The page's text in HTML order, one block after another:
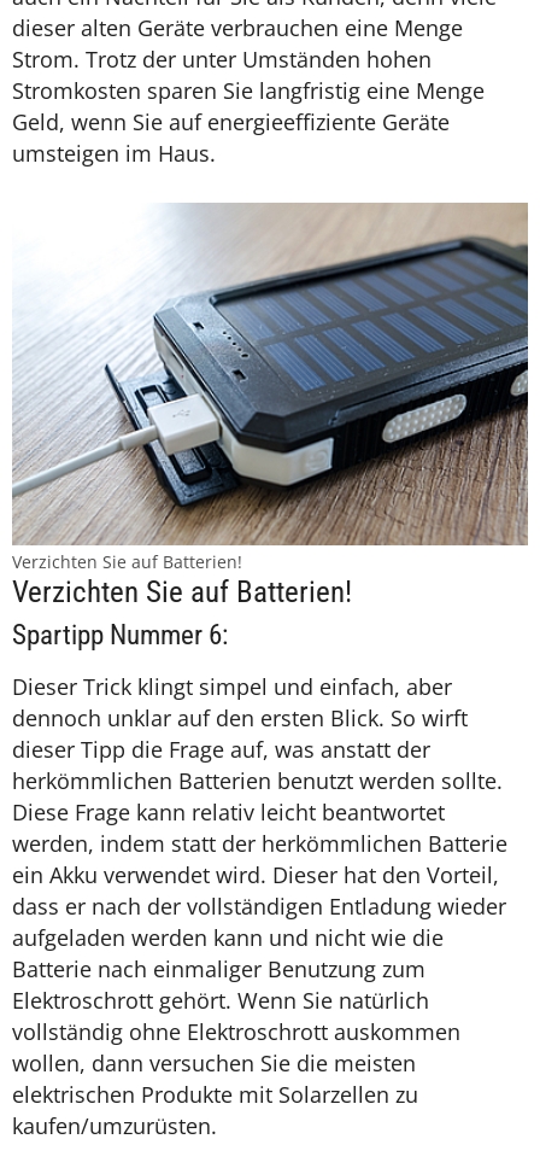
dieser alten Geräte verbrauchen eine Menge
Strom. Trotz der unter Umständen hohen
Stromkosten sparen Sie langfristig eine Menge
Geld, wenn Sie auf energieeffiziente Geräte
umsteigen im Haus.
Verzichten Sie auf Batterien!
Verzichten Sie auf Batterien!
Spartipp Nummer 6:
Dieser Trick klingt simpel und einfach, aber
dennoch unklar auf den ersten Blick. So wirft
dieser Tipp die Frage auf, was anstatt der
herkömmlichen Batterien benutzt werden sollte.
Diese Frage kann relativ leicht beantwortet
werden, indem statt der herkömmlichen Batterie
ein Akku verwendet wird. Dieser hat den Vorteil,
dass er nach der vollständigen Entladung wieder
aufgeladen werden kann und nicht wie die
Batterie nach einmaliger Benutzung zum
Elektroschrott gehört. Wenn Sie natürlich
vollständig ohne Elektroschrott auskommen
wollen, dann versuchen Sie die meisten
elektrischen Produkte mit Solarzellen zu
kaufen/umzurüsten.